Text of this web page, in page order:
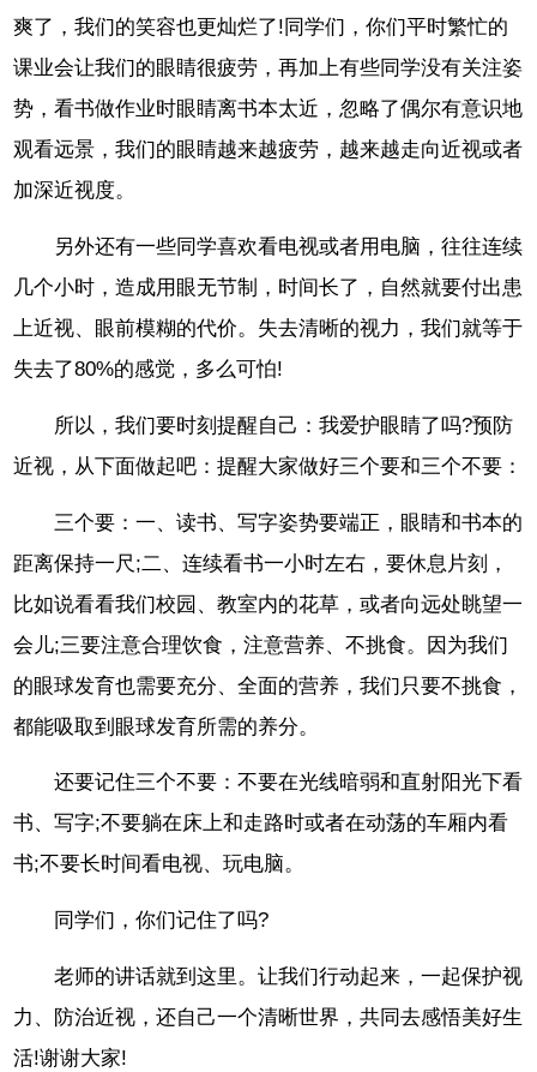
爽了，我们的笑容也更灿烂了!同学们，你们平时繁忙的
课业会让我们的眼睛很疲劳，再加上有些同学没有关注姿
势，看书做作业时眼睛离书本太近，忽略了偶尔有意识地
观看远景，我们的眼睛越来越疲劳，越来越走向近视或者
加深近视度。
另外还有一些同学喜欢看电视或者用电脑，往往连续
几个小时，造成用眼无节制，时间长了，自然就要付出患
上近视、眼前模糊的代价。失去清晰的视力，我们就等于
失去了80%的感觉，多么可怕!
所以，我们要时刻提醒自己：我爱护眼睛了吗?预防
近视，从下面做起吧：提醒大家做好三个要和三个不要：
三个要：一、读书、写字姿势要端正，眼睛和书本的
距离保持一尺;二、连续看书一小时左右，要休息片刻，
比如说看看我们校园、教室内的花草，或者向远处眺望一
会儿;三要注意合理饮食，注意营养、不挑食。因为我们
的眼球发育也需要充分、全面的营养，我们只要不挑食，
都能吸取到眼球发育所需的养分。
还要记住三个不要：不要在光线暗弱和直射阳光下看
书、写字;不要躺在床上和走路时或者在动荡的车厢内看
书;不要长时间看电视、玩电脑。
同学们，你们记住了吗?
老师的讲话就到这里。让我们行动起来，一起保护视
力、防治近视，还自己一个清晰世界，共同去感悟美好生
活!谢谢大家!